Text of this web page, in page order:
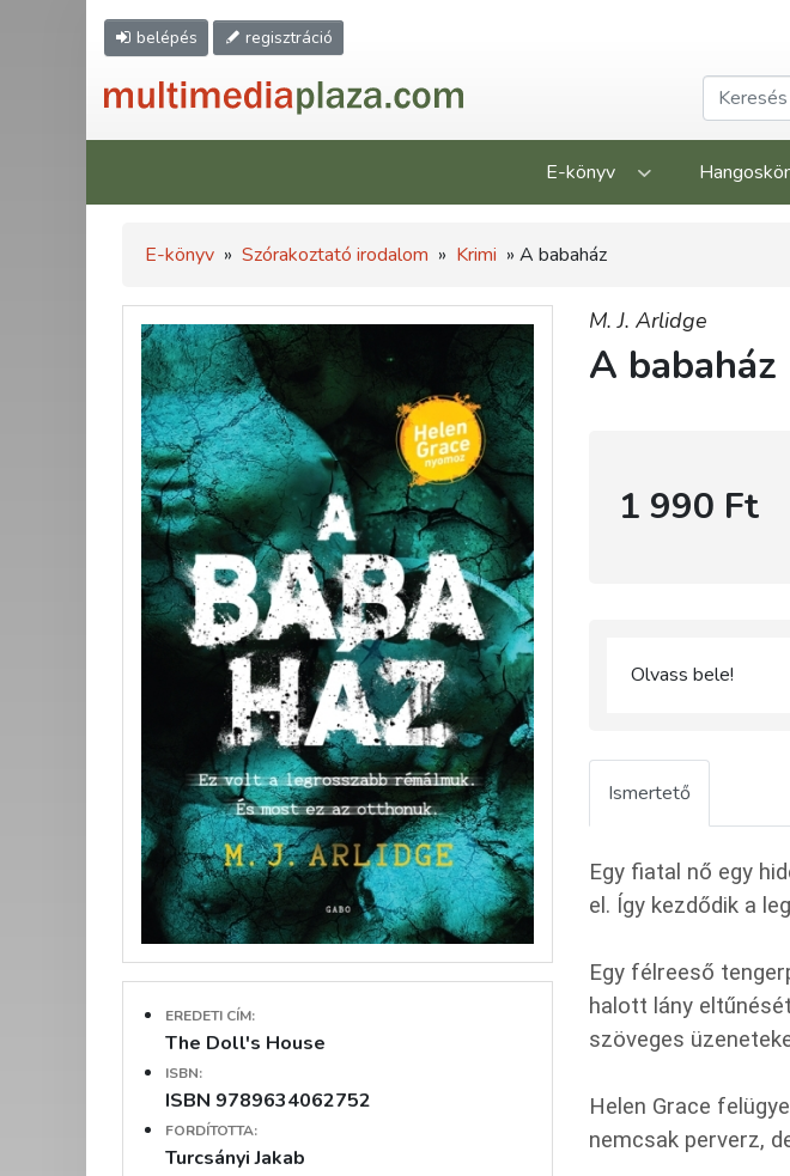
belépés regisztráció
E-könyv
E-könyv » Szórakoztató irodalom » Krimi » A babaház
EREDETI CÍM:
The Doll's House
ISBN:
ISBN 9789634062752
FORDÍTOTTA:
Turcsányi Jakab
M. J. Arlidge
A babaház
1 990 Ft
Olvass bele!
Ismertető
Egy fiatal nő egy
el. Így kezdődik a
Egy félreeső
halott lány
szöveges
Helen Grace
nemcsak perverz,